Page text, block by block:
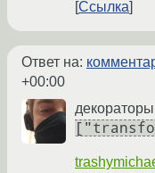
Ссылка
Ответ на:
+00:00